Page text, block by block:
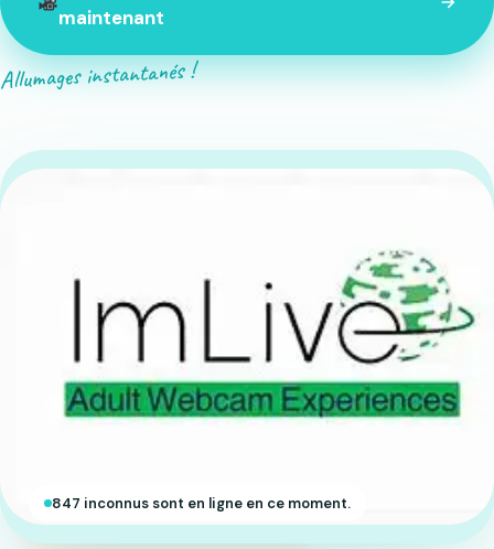
maintenant
Allumages instantanés !
847 inconnus sont en ligne en ce moment.